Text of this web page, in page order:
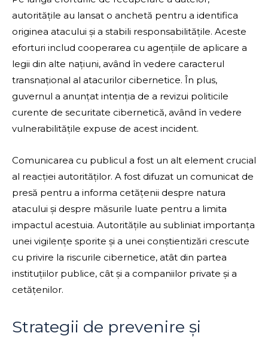
autoritățile au lansat o anchetă pentru a identifica
originea atacului și a stabili responsabilitățile. Aceste
eforturi includ cooperarea cu agențiile de aplicare a
legii din alte națiuni, având în vedere caracterul
transnațional al atacurilor cibernetice. În plus,
guvernul a anunțat intenția de a revizui politicile
curente de securitate cibernetică, având în vedere
vulnerabilitățile expuse de acest incident.
Comunicarea cu publicul a fost un alt element crucial
al reacției autorităților. A fost difuzat un comunicat de
presă pentru a informa cetățenii despre natura
atacului și despre măsurile luate pentru a limita
impactul acestuia. Autoritățile au subliniat importanța
unei vigilențe sporite și a unei conștientizări crescute
cu privire la riscurile cibernetice, atât din partea
instituțiilor publice, cât și a companiilor private și a
cetățenilor.
Strategii de prevenire și